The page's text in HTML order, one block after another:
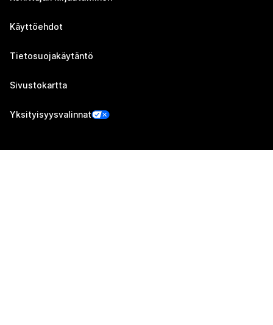
Käyttöehdot
Tietosuojakäytäntö
Sivustokartta
Yksityisyysvalinnat